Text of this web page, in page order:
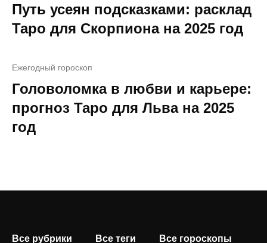
Путь усеян подсказками: расклад
Таро для Скорпиона на 2025 год
Ежегодный гороскоп
Головоломка в любви и карьере:
прогноз Таро для Льва на 2025
год
Все рубрики Все теги Все гороскопы